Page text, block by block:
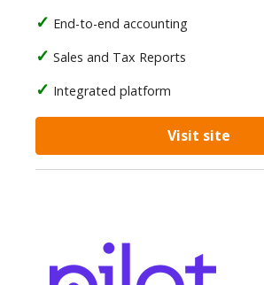
End-to-end accounting
Sales and Tax Reports
Integrated platform
Visit site